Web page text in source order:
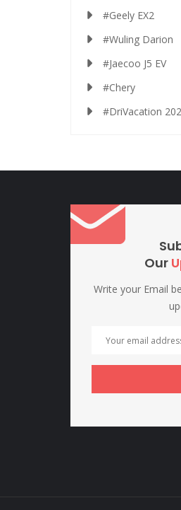
#Geely EX2
#Wuling Darion
#Jaecoo J5 EV
#Chery
#DriVacation
Our
Write your Email